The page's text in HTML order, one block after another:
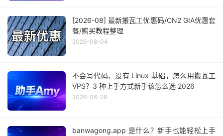
[2026-08] 最新搬瓦工优惠码/CN2 GIA优惠套
餐/购买教程整理
2026-08-04
不会写代码、没有 Linux 基础，怎么用搬瓦工
VPS？3 种上手方式新手该怎么选 2026
2026-06-28
banwagong.app 是什么？新手也能轻松上手